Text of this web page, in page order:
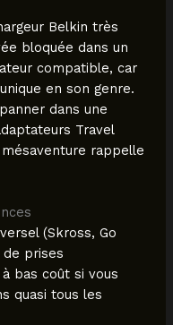
Belkin très
bloquée dans un
compatible, car
en son genre.
dans une
Travel
rappelle
(Skross, Go
prises
bas coût si vous
quasi tous les